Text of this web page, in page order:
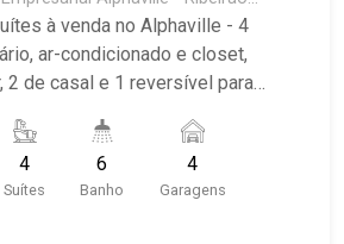
à venda no Alphaville - 4
ar-condicionado e closet,
2 de casal e 1 reversível para
2 ambientes com pé direito alto;
- Sala de TV; - Escritório; -
Americana; - Despensa; - Área
4
Suítes
6
Banho
4
Garagens